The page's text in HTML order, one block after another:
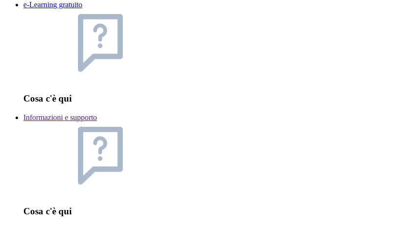
e-Learning gratuito
Cosa c'è qui
Informazioni e supporto
Cosa c'è qui